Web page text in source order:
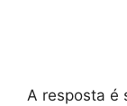
A resposta é